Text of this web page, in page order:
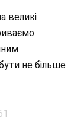
великі
не більше